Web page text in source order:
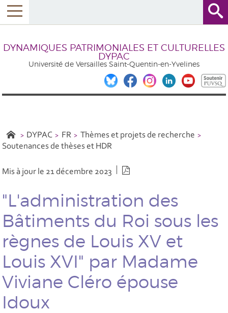
DYNAMIQUES PATRIMONIALES ET CULTURELLES
DYPAC
Université de Versailles Saint-Quentin-en-Yvelines
DYPAC FR
Thèmes et projets de recherche
Soutenances de thèses et HDR
Mis à jour le 21 décembre 2023
"L'administration des
Bâtiments du Roi sous les
règnes de Louis XV et
Louis XVI" par Madame
Viviane Cléro épouse
Idoux